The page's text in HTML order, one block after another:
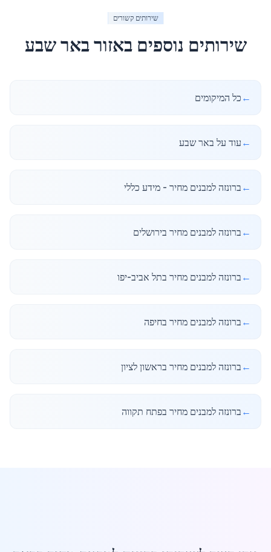
שירותים קשורים
שירותים נוספים באזורבאר שבע
← כל המיקומים
← עוד על באר שבע
← ברונזה למבנים מחיר - מידע כללי
← ברונזה למבנים מחיר בירושלים
← ברונזה למבנים מחיר בתל אביב-יפו
← ברונזה למבנים מחיר בחיפה
← ברונזה למבנים מחיר בראשון לציון
← ברונזה למבנים מחיר בפתח תקווה